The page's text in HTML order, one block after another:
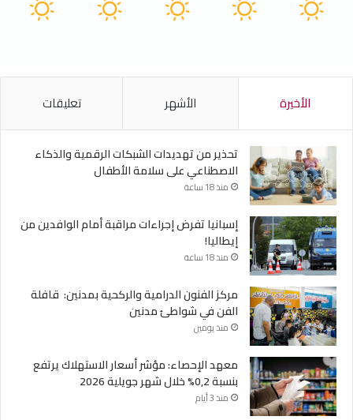
الأخيرة الأشهر تعليقات
تحذير من تهديدات الشبكات الرقمية والذكاء
الاصطناعي على سلامة الأطفال
منذ 18 ساعة
إسبانيا تفرض إجراءات مراقبة أمام الوافدين من
إيطاليا!
منذ 18 ساعة
مركز الفنون الدرامية والركحية بمدنين: قافلة
الفن في شواطئ مدنين
منذ يومين
معهد الإحصاء: مؤشر أسعار الاستهلاك يرتفع
بنسبة 0,2% خلال شهر جويلية 2026
منذ 3 أيام